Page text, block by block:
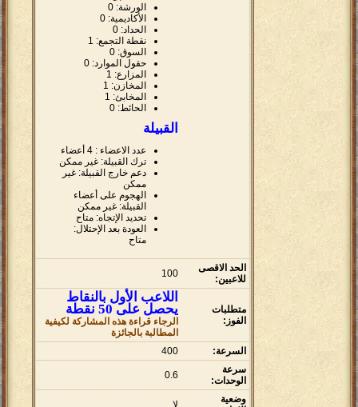
الورشة: 0
الأكاديمية: 0
الحداد: 0
نقطة التجمع: 1
السوق: 0
حقول الموارد: 0
المزارع: 1
المخازن: 1
المخابئ: 1
الحائط: 0
القبيلة
عدد الاعضاء : 4 أعضاء
ترك القبيلة: غير ممكن
دعم خارج القبيلة: غير
ممكن
الهجوم على أعضاء
القبيلة: غير ممكن
تحديد الإتجاه: متاح
العودة بعد الإحتلال:
متاح
الحد الاقصى
للاعبين:
100
متطلبات
الفوز:
اللاعب الأول بالنقاط
يحصل على 50 نقطة
الرجاء قراءة هذه المشاركة لكيفية
المطالبة بالجائزة
السرعة:
400
سرعة
الوحدات:
0.6
وضعية